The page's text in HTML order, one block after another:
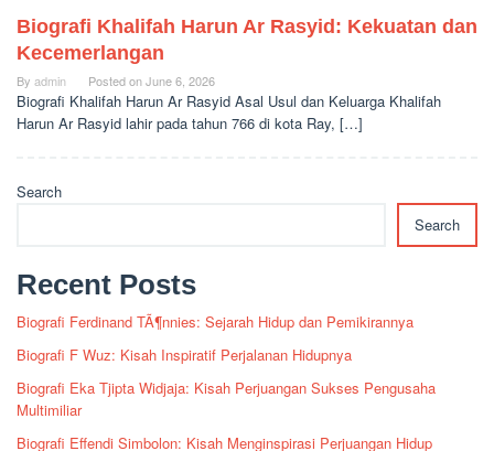
Biografi Khalifah Harun Ar Rasyid: Kekuatan dan
Kecemerlangan
By admin Posted onJune 6, 2026
Biografi Khalifah Harun Ar Rasyid Asal Usul dan Keluarga Khalifah
Harun Ar Rasyid lahir pada tahun 766 di kota Ray, […]
Search
Search
Recent Posts
Biografi Ferdinand TÃ¶nnies: Sejarah Hidup dan Pemikirannya
Biografi F Wuz: Kisah Inspiratif Perjalanan Hidupnya
Biografi Eka Tjipta Widjaja: Kisah Perjuangan Sukses Pengusaha
Multimiliar
Biografi Effendi Simbolon: Kisah Menginspirasi Perjuangan Hidup